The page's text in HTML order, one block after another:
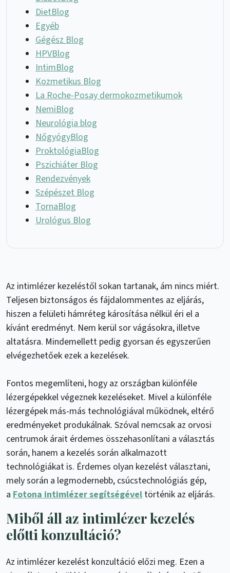
Az intimlézer kezeléstől sokan tartanak, ám nincs miért.
Teljesen biztonságos és fájdalommentes az eljárás,
hiszen a felületi hámréteg károsítása nélkül éri el a
kívánt eredményt. Nem kerül sor vágásokra, illetve
altatásra. Mindemellett pedig gyorsan és egyszerűen
elvégezhetőek ezek a kezelések.
Fontos megemlíteni, hogy az országban különféle
lézergépekkel végeznek kezeléseket. Mivel a különféle
lézergépek más-más technológiával működnek, eltérő
eredményeket produkálnak. Szóval nemcsak az orvosi
centrumok árait érdemes összehasonlítani a választás
során, hanem a kezelés során alkalmazott
technológiákat is. Érdemes olyan kezelést választani,
mely során a legmodernebb, csúcstechnológiás gép,
a Fotona intimlézer segítségével történik az eljárás.
Miből áll az intimlézer kezelés
előtti konzultáció?
Az intimlézer kezelést konzultáció előzi meg. Ezen a
DietBlog
Egyéb
Gégész Blog
HPVBlog
IntimBlog
Kozmetikus Blog
La Roche-Posay dermokozmetikumok
NemiBlog
Neurológia blog
NőgyógyBlog
ProktológiaBlog
Pszichiáter Blog
Rendezvények
Szépészet Blog
TornaBlog
Urológus Blog